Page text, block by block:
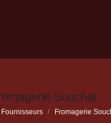
Souchal
:
Fournisseurs Fromagerie